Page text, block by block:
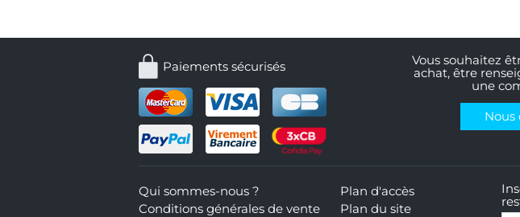
Paiements sécurisés
Vous souhaitez
achat, être
une
Nous
Qui sommes-nous ?
Conditions générales de vente
Plan d'accès
Plan du site